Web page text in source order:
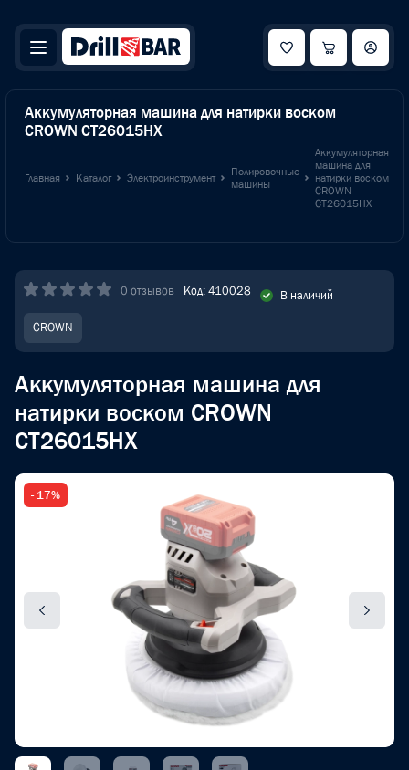
Аккумуляторная машина для натирки воском
CROWN CT26015HX
Главная Каталог Электроинструмент
Полировочные
машины
Аккумуляторная
машина для
натирки воском
CROWN
CT26015HX
0 отзывов Код: 410028 В наличий
CROWN
Аккумуляторная машина для
натирки воском CROWN
CT26015HX
- 17%